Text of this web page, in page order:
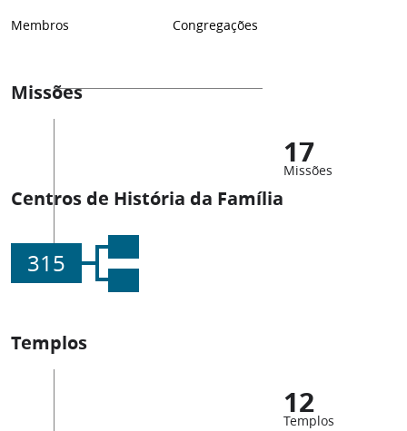
Membros Congregações
Missões
17
Missões
Centros de História da Família
315
Templos
12
Templos